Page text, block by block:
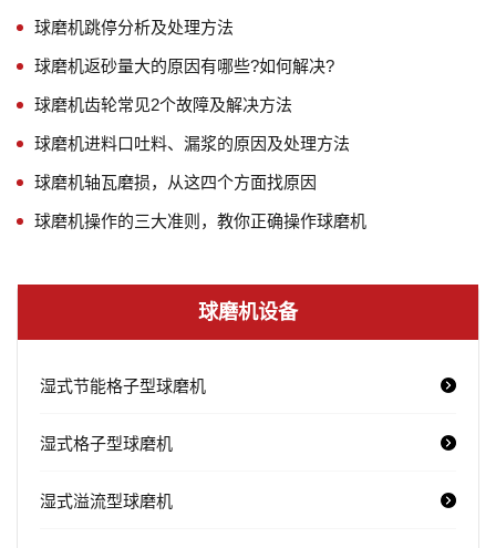
球磨机跳停分析及处理方法
球磨机返砂量大的原因有哪些?如何解决?
球磨机齿轮常见2个故障及解决方法
球磨机进料口吐料、漏浆的原因及处理方法
球磨机轴瓦磨损，从这四个方面找原因
球磨机操作的三大准则，教你正确操作球磨机
球磨机设备
湿式节能格子型球磨机
湿式格子型球磨机
湿式溢流型球磨机